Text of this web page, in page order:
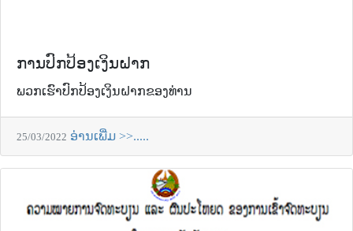
ການປົກປ້ອງເງິນຝາກ
ພວກເຮົາປົກປ້ອງເງິນຝາກຂອງທ່ານ
25/03/2022 ອ່ານເພີ່ມ >>.....